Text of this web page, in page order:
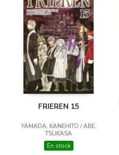
FRIEREN 15
YAMADA, KANEHITO / ABE,
TSUKASA
En stock